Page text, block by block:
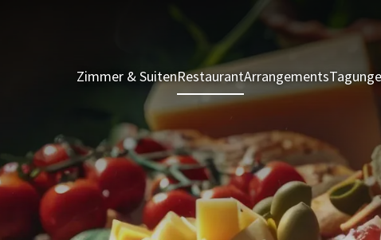
Zimmer & SuitenRestaurantArrangements